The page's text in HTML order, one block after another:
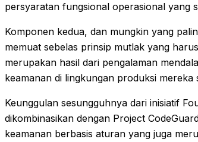
persyaratan fungsional operasional yang
Komponen kedua, dan mungkin yang
memuat sebelas prinsip mutlak yang
merupakan hasil dari pengalaman
keamanan di lingkungan produksi
Keunggulan sesungguhnya dari inisiatif
dikombinasikan dengan Project
keamanan berbasis aturan yang juga